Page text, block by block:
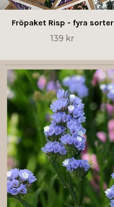
Fröpaket Risp - fyra sorter
139 kr